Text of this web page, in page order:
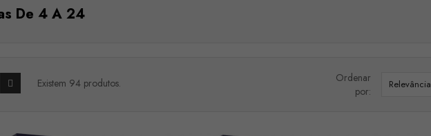
De 4 A 24
Existem 94 produtos.
Ordenar
por:
Relevância